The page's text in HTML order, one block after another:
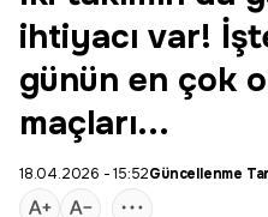
ihtiyacı var!
günün en çok
maçları...
18.04.2026 - 15:52Güncellenme